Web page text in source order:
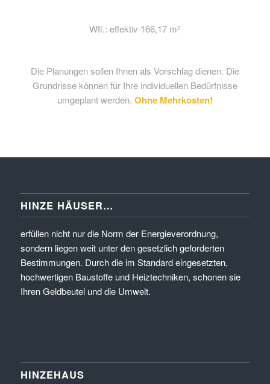
Wfl.: effektiv 166,17 m²
Die Planungen sollen Ihnen als Vorschlag dienen. Die
Grundrisse können für Ihre individuellen Bedürfnisse
umgeplant werden. Ohne Mehrkosten!
HINZE HÄUSER…
erfüllen nicht nur die Norm der Energieverordnung,
sondern liegen weit unter den gesetzlich geforderten
Bestimmungen. Durch die im Standard eingesetzten,
hochwertigen Baustoffe und Heiztechniken, schonen sie
Ihren Geldbeutel und die Umwelt.
HINZEHAUS